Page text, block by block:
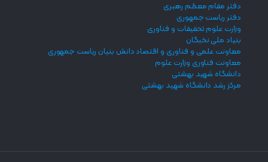
دفتر مقام معظم رهبری
دفتر ریاست جمهوری
وزارت علوم تحقیقات و فناوری
بنیاد ملی نخبگان
معاونت علمی و فناوری و اقتصاد دانش بنیان ریاست جمهوری
معاونت فناوری وزارت علوم
دانشگاه شهید بهشتی
مرکز رشد دانشگاه شهید بهشتی